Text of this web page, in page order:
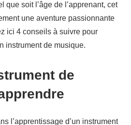
que soit l’âge de l’apprenant, cet
une aventure passionnante
ici 4 conseils à suivre pour
instrument de musique.
de
l’apprentissage d’un instrument